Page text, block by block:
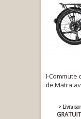
I-Commute
de Matra
>